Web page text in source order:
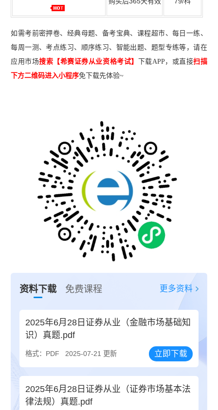
如需考前密押卷、经典母题、备考宝典、课程超市、每日一练、
每周一测、考点练习、顺序练习、智能出题、题型专练等，请在
应用市场搜索【希赛证券从业资格考试】 下载APP，或直接扫描
下方二维码进入小程序免下载先体验~
资料下载 免费课程 更多资料
2025年6月28日证券从业（金融市场基础知
识）真题.pdf
格式：PDF 2025-07-21 更新 立即下载
2025年6月28日证券从业（证券市场基本法
律法规）真题.pdf